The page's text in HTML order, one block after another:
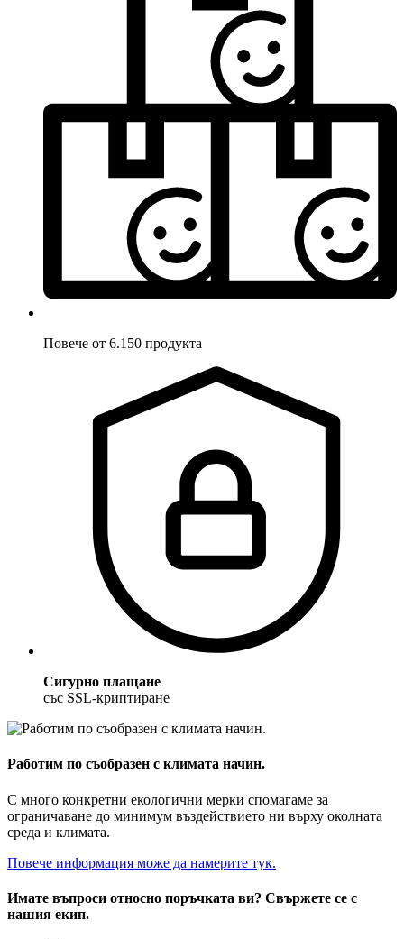
Повече от 6.150 продукта
Сигурно плащане
със SSL-криптиране
Работим по съобразен с климата начин.
С много конкретни екологични мерки спомагаме за
ограничаване до минимум въздействието ни върху околната
среда и климата.
Повече информация може да намерите тук.
Имате въпроси относно поръчката ви? Свържете се с
нашия екип.